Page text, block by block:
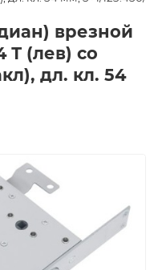
врезной
Т (лев) со
дл. кл. 54